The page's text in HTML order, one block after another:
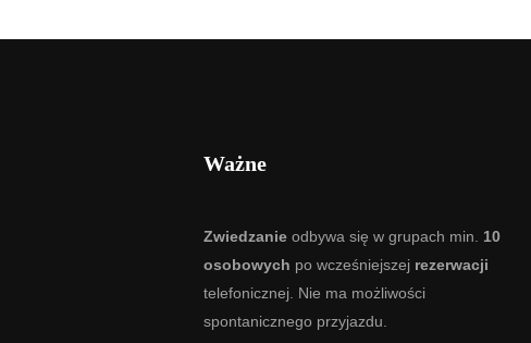
Ważne
Zwiedzanie odbywa się w grupach min.
10
osobowych po wcześniejszej rezerwacji
telefonicznej. Nie ma możliwości
spontanicznego przyjazdu.